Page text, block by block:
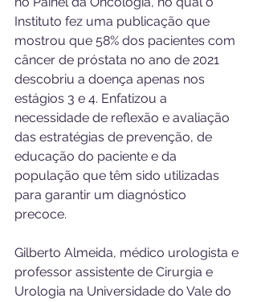
Instituto fez uma publicação que
mostrou que 58% dos pacientes com
câncer de próstata no ano de 2021
descobriu a doença apenas nos
estágios 3 e 4. Enfatizou a
necessidade de reflexão e avaliação
das estratégias de prevenção, de
educação do paciente e da
população que têm sido utilizadas
para garantir um diagnóstico
precoce.
Gilberto Almeida, médico urologista e
professor assistente de Cirurgia e
Urologia na Universidade do Vale do